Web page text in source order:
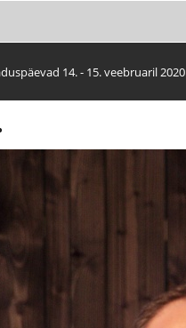
14. - 15. veebruaril 2020